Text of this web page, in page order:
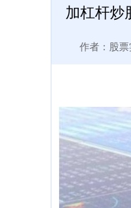
加杠杆炒
作者：股